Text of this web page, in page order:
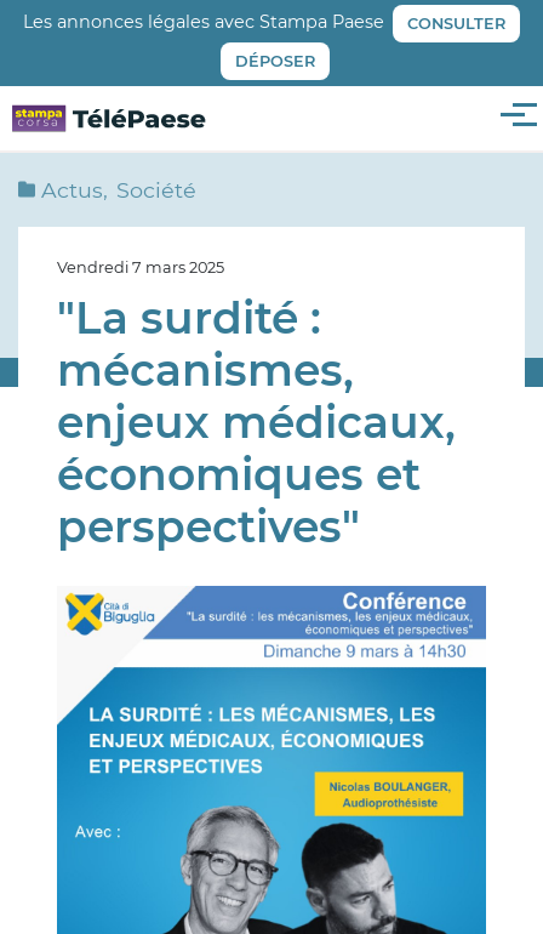
Aller
principal
Les annonces légales avec Stampa Paese CONSULTER
DÉPOSER
Actus Société
Vendredi 7 mars 2025
"La surdité :
mécanismes,
enjeux médicaux,
économiques et
perspectives"
Image